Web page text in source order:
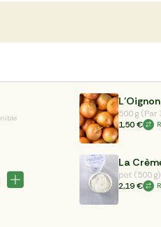
500 g (Par
1,50 €
La
pot (500 g)
2,19 €